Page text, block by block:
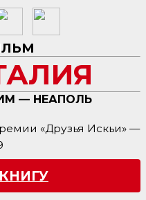
— НЕАПОЛЬ
«Друзья Искьи» —